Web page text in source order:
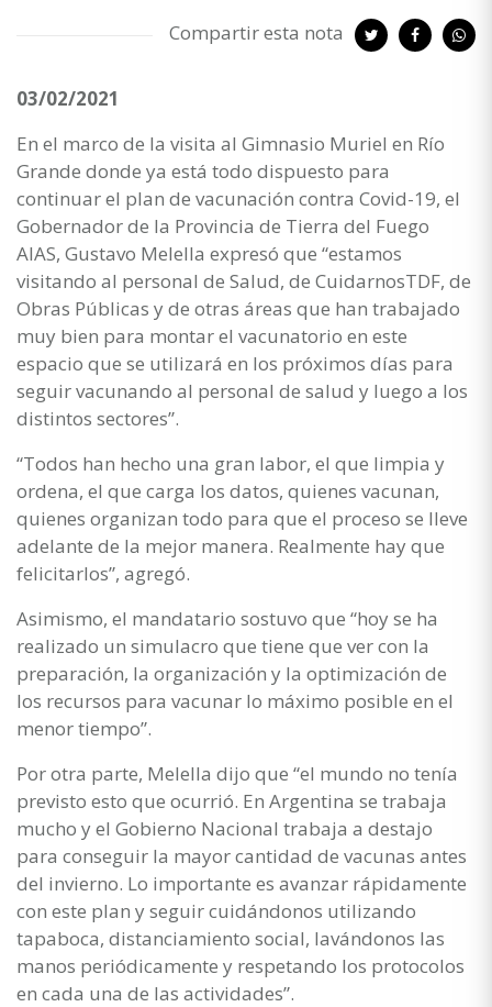
Compartir esta nota
03/02/2021
En el marco de la visita al Gimnasio Muriel en Río
Grande donde ya está todo dispuesto para
continuar el plan de vacunación contra Covid-19, el
Gobernador de la Provincia de Tierra del Fuego
AIAS, Gustavo Melella expresó que “estamos
visitando al personal de Salud, de CuidarnosTDF, de
Obras Públicas y de otras áreas que han trabajado
muy bien para montar el vacunatorio en este
espacio que se utilizará en los próximos días para
seguir vacunando al personal de salud y luego a los
distintos sectores”.
“Todos han hecho una gran labor, el que limpia y
ordena, el que carga los datos, quienes vacunan,
quienes organizan todo para que el proceso se lleve
adelante de la mejor manera. Realmente hay que
felicitarlos”, agregó.
Asimismo, el mandatario sostuvo que “hoy se ha
realizado un simulacro que tiene que ver con la
preparación, la organización y la optimización de
los recursos para vacunar lo máximo posible en el
menor tiempo”.
Por otra parte, Melella dijo que “el mundo no tenía
previsto esto que ocurrió. En Argentina se trabaja
mucho y el Gobierno Nacional trabaja a destajo
para conseguir la mayor cantidad de vacunas antes
del invierno. Lo importante es avanzar rápidamente
con este plan y seguir cuidándonos utilizando
tapaboca, distanciamiento social, lavándonos las
manos periódicamente y respetando los protocolos
en cada una de las actividades”.